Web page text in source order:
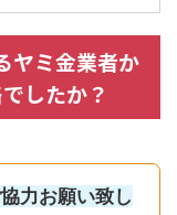
ヤミ金業者か
したか？
力お願い致し